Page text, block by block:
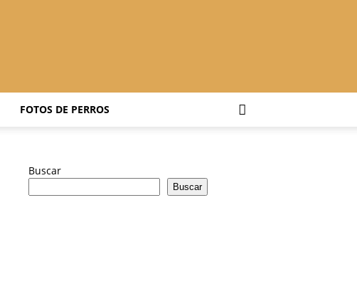
FOTOS DE PERROS
Buscar
Buscar